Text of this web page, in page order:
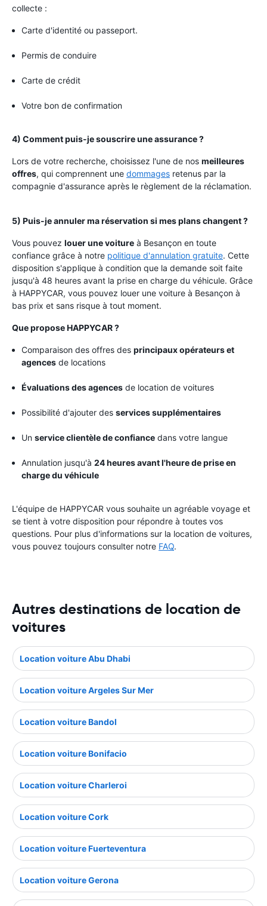
collecte :
Carte d'identité ou passeport.
Permis de conduire
Carte de crédit
Votre bon de confirmation
4) Comment puis-je souscrire une assurance ?
Lors de votre recherche, choisissez l'une de nos meilleures
offres, qui comprennent une dommages retenus par la
compagnie d'assurance après le règlement de la réclamation.
5) Puis-je annuler ma réservation si mes plans changent ?
Vous pouvez louer une voiture à Besançon en toute
confiance grâce à notre politique d'annulation gratuite. Cette
disposition s'applique à condition que la demande soit faite
jusqu'à 48 heures avant la prise en charge du véhicule. Grâce
à HAPPYCAR, vous pouvez louer une voiture à Besançon à
bas prix et sans risque à tout moment.
Que propose HAPPYCAR ?
Comparaison des offres des principaux opérateurs et
agences de locations
Évaluations des agences de location de voitures
Possibilité d'ajouter des services supplémentaires
Un service clientèle de confiance dans votre langue
Annulation jusqu'à 24 heures avant l'heure de prise en
charge du véhicule
L'équipe de HAPPYCAR vous souhaite un agréable voyage et
se tient à votre disposition pour répondre à toutes vos
questions. Pour plus d'informations sur la location de voitures,
vous pouvez toujours consulter notre FAQ.
Autres destinations de location de
voitures
Location voiture Abu Dhabi
Location voiture Argeles Sur Mer
Location voiture Bandol
Location voiture Bonifacio
Location voiture Charleroi
Location voiture Cork
Location voiture Fuerteventura
Location voiture Gerona